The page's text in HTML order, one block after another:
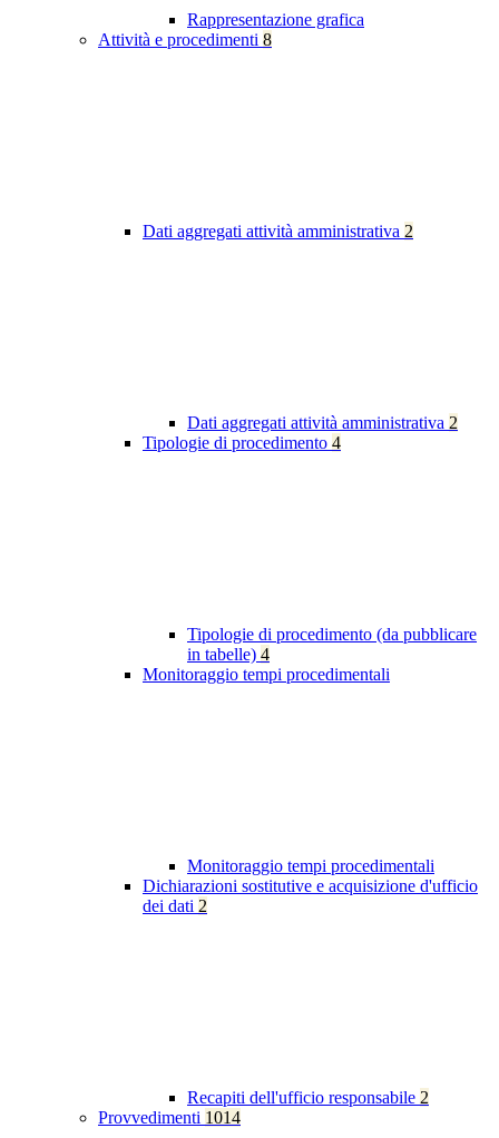
Rappresentazione grafica
Attività e procedimenti 8
Dati aggregati attività amministrativa 2
Dati aggregati attività amministrativa 2
Tipologie di procedimento 4
Tipologie di procedimento (da pubblicare
in tabelle) 4
Monitoraggio tempi procedimentali
Monitoraggio tempi procedimentali
Dichiarazioni sostitutive e acquisizione d'ufficio
dei dati 2
Recapiti dell'ufficio responsabile 2
Provvedimenti 1014